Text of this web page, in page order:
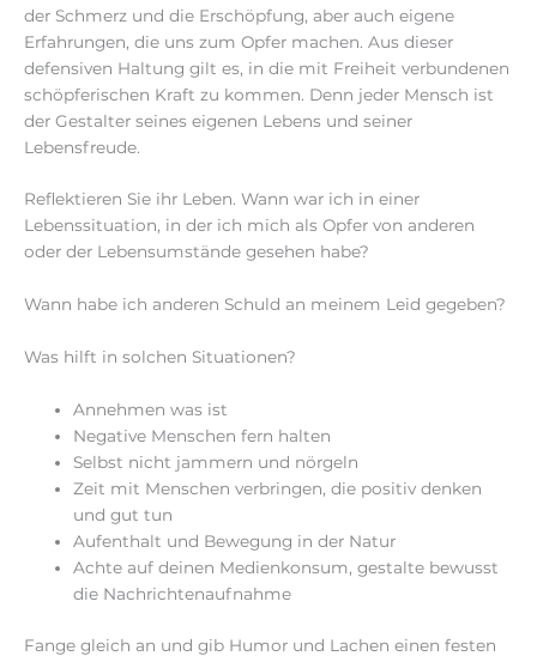
der Schmerz und die Erschöpfung, aber auch eigene
Erfahrungen, die uns zum Opfer machen. Aus dieser
defensiven Haltung gilt es, in die mit Freiheit verbundenen
schöpferischen Kraft zu kommen. Denn jeder Mensch ist
der Gestalter seines eigenen Lebens und seiner
Lebensfreude.
Reflektieren Sie ihr Leben. Wann war ich in einer
Lebenssituation, in der ich mich als Opfer von anderen
oder der Lebensumstände gesehen habe?
Wann habe ich anderen Schuld an meinem Leid gegeben?
Was hilft in solchen Situationen?
Annehmen was ist
Negative Menschen fern halten
Selbst nicht jammern und nörgeln
Zeit mit Menschen verbringen, die positiv denken
und gut tun
Aufenthalt und Bewegung in der Natur
Achte auf deinen Medienkonsum, gestalte bewusst
die Nachrichtenaufnahme
Fange gleich an und gib Humor und Lachen einen festen